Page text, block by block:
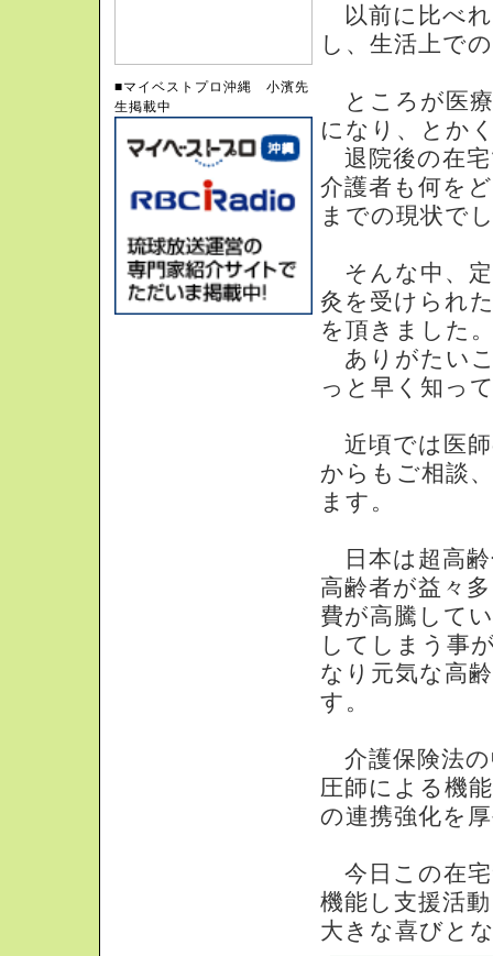
■マイベストプロ沖縄 小濱先
生掲載中
以前に比べれ
し、生活上で
ところが医療
になり、とか
退院後の在宅
介護者も何を
までの現状で
そんな中、定
灸を受けられ
を頂きました
ありがたい
っと早く知っ
近頃では医師
からもご相談
ます。
日本は超高齢
高齢者が益々
費が高騰して
してしまう事
なり元気な高
す。
介護保険法の
圧師による機
の連携強化を
今日この在宅
機能し支援活
大きな喜びと